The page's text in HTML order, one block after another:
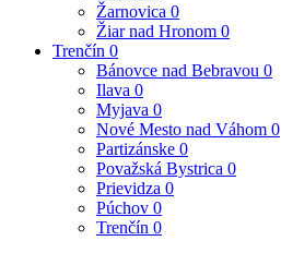
Žarnovica 0
Žiar nad Hronom 0
Trenčín 0
Bánovce nad Bebravou 0
Ilava 0
Myjava 0
Nové Mesto nad Váhom 0
Partizánske 0
Považská Bystrica 0
Prievidza 0
Púchov 0
Trenčín 0